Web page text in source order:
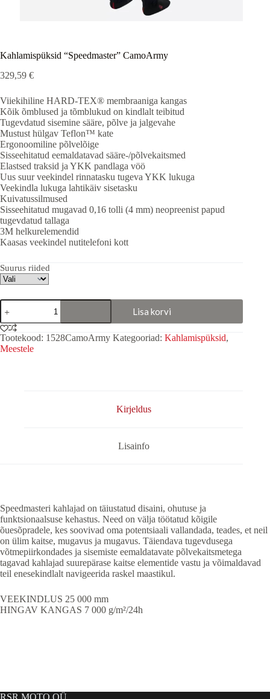
Kahlamispüksid “Speedmaster” CamoArmy
329,59 €
Viiekihiline HARD-TEX® membraaniga kangas
Kõik õmblused ja tõmblukud on kindlalt teibitud
Tugevdatud sisemine sääre, põlve ja jalgevahe
Mustust hülgav Teflon™ kate
Ergonoomiline põlvelõige
Sisseehitatud eemaldatavad sääre-/põlvekaitsmed
Elastsed traksid ja YKK pandlaga vöö
Uus suur veekindel rinnatasku tugeva YKK lukuga
Veekindla lukuga lahtikäiv sisetasku
Kuivatussilmused
Sisseehitatud mugavad 0,16 tolli (4 mm) neopreenist papud
tugevdatud tallaga
3M helkurelemendid
Kaasas veekindel nutitelefoni kott
Suurus riided
Kahlamispüksid
"Speedmaster"
CamoArmy
kogus
Lisa korvi
Tootekood: 1528CamoArmy Kategooriad: Kahlamispüksid,
Meestele
Kirjeldus
Lisainfo
Speedmasteri kahlajad on täiustatud disaini, ohutuse ja
funktsionaalsuse kehastus. Need on välja töötatud kõigile
õuesõpradele, kes soovivad oma potentsiaali vallandada, teades, et neil
on ülim kaitse, mugavus ja mugavus. Täiendava tugevdusega
võtmepiirkondades ja sisemiste eemaldatavate põlvekaitsmetega
tagavad kahlajad suurepärase kaitse elementide vastu ja võimaldavad
teil enesekindlalt navigeerida raskel maastikul.
VEEKINDLUS 25 000 mm
HINGAV KANGAS 7 000 g/m²/24h